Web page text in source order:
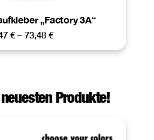
„Factory 3A“
€ – 73,48 €
Produkte!